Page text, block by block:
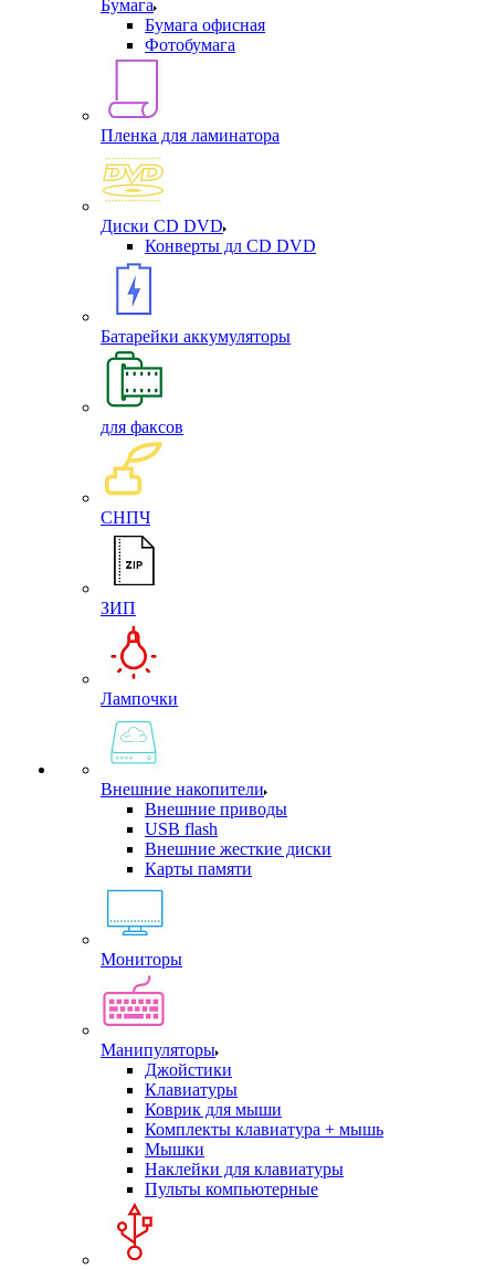
Бумага
Бумага офисная
Фотобумага
Пленка для ламинатора
Диски CD DVD
Конверты дл CD DVD
Батарейки аккумуляторы
для факсов
СНПЧ
ЗИП
Лампочки
Внешние накопители
Внешние приводы
USB flash
Внешние жесткие диски
Карты памяти
Мониторы
Манипуляторы
Джойстики
Клавиатуры
Коврик для мыши
Комплекты клавиатура + мышь
Мышки
Наклейки для клавиатуры
Пульты компьютерные